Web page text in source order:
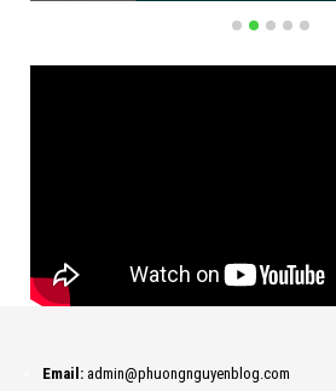
Email: admin@phuongnguyenblog.com